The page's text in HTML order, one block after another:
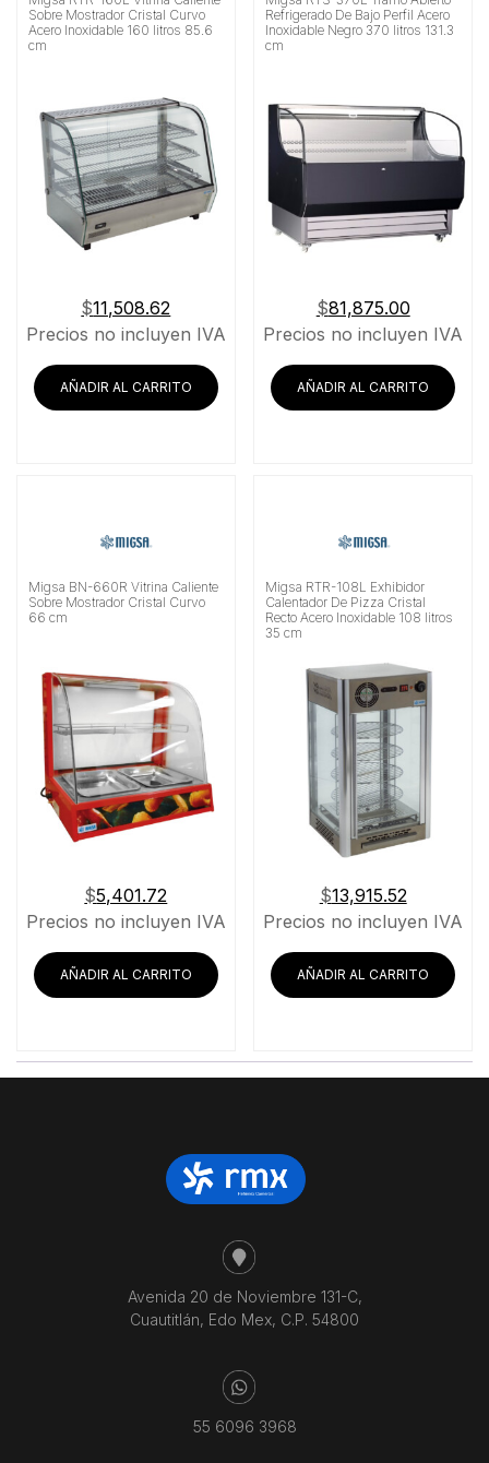
Sobre Mostrador Cristal Curvo
Acero Inoxidable 160 litros 85.6
cm
$11,508.62
Precios no incluyen IVA
AÑADIR AL CARRITO
Refrigerado De Bajo Perfil Acero
Inoxidable Negro 370 litros 131.3
cm
$81,875.00
Precios no incluyen IVA
AÑADIR AL CARRITO
Migsa BN-660R Vitrina Caliente
Sobre Mostrador Cristal Curvo
66 cm
$5,401.72
Precios no incluyen IVA
AÑADIR AL CARRITO
Migsa RTR-108L Exhibidor
Calentador De Pizza Cristal
Recto Acero Inoxidable 108 litros
35 cm
$13,915.52
Precios no incluyen IVA
AÑADIR AL CARRITO
Avenida 20 de Noviembre 131-C,
Cuautitlán, Edo Mex, C.P. 54800
55 6096 3968